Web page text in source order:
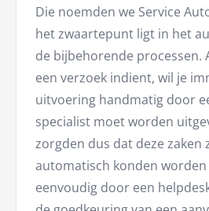
Die noemden we Service
het zwaartepunt ligt in het
de bijbehorende processen.
een verzoek indient, wil je
uitvoering handmatig door
specialist moet worden
zorgden dus dat deze zaken
automatisch konden
eenvoudig door een